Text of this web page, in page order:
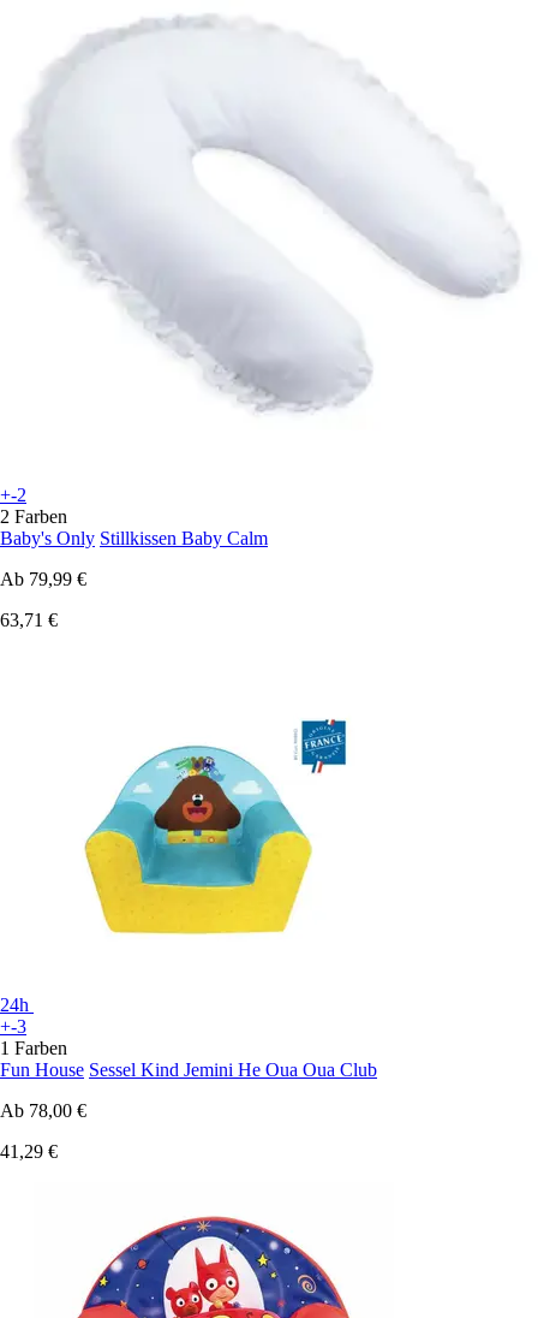
+-2
2 Farben
Baby's Only Stillkissen Baby Calm
Ab 79,99 €
63,71 €
24h
+-3
1 Farben
Fun House Sessel Kind Jemini He Oua Oua Club
Ab 78,00 €
41,29 €